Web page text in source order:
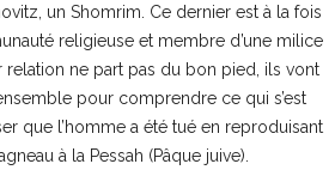
un Shomrim. Ce dernier est à la fois
religieuse et membre d’une milice
relation ne part pas du bon pied, ils vont
pour comprendre ce qui s’est
que l’homme a été tué en reproduisant
à la Pessah (Pâque juive).